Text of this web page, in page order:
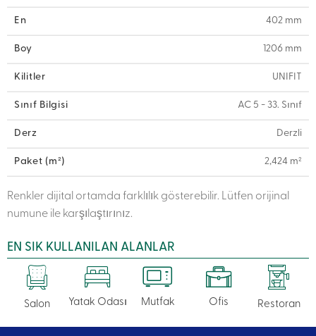
En 402 mm
Boy 1206 mm
Kilitler UNIFIT
Sınıf Bilgisi AC 5 - 33. Sınıf
Derz Derzli
Paket (m²) 2,424 m²
Renkler dijital ortamda farklılık gösterebilir. Lütfen orijinal
numune ile karşılaştırınız.
EN SIK KULLANILAN ALANLAR
Salon Yatak Odası Mutfak Ofis Restoran